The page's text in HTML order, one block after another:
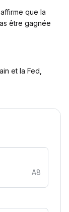
que la
être gagnée
et la Fed,
A8